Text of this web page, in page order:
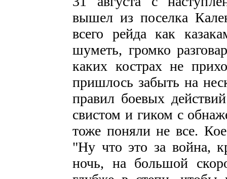
вышел из поселка
всего рейда как
шуметь, громко
каких кострах не
пришлось забыть на
правил боевых
свистом и гиком с
тоже поняли не все.
"Ну что это за война,
ночь, на большой